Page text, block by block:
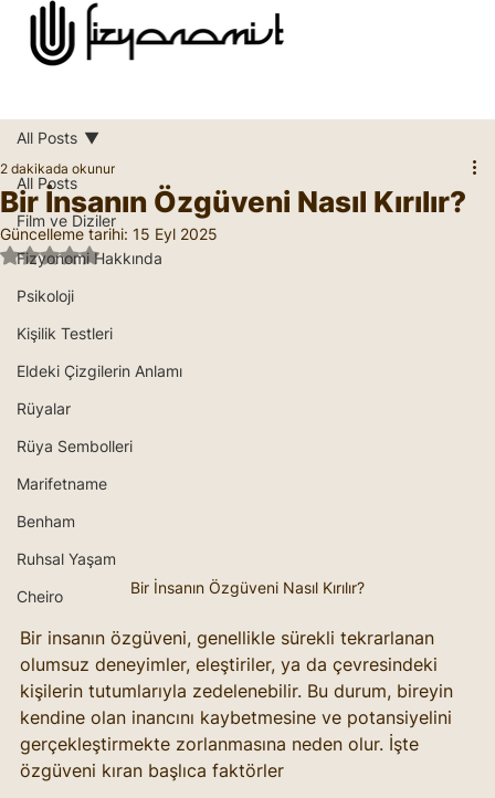
All Posts
Film ve Diziler
Fizyonomi Hakkında
Psikoloji
Kişilik Testleri
Eldeki Çizgilerin Anlamı
Rüyalar
Rüya Sembolleri
Marifetname
Benham
Ruhsal Yaşam
Cheiro
All Posts
Bir İnsanın Özgüveni Nasıl Kırılır?
2 dakikada okunur
Güncelleme tarihi: 15 Eyl 2025
5 üzerinden NaN yıldız
Bir İnsanın Özgüveni Nasıl Kırılır?
Bir insanın özgüveni, genellikle sürekli tekrarlanan
olumsuz deneyimler, eleştiriler, ya da çevresindeki
kişilerin tutumlarıyla zedelenebilir. Bu durum, bireyin
kendine olan inancını kaybetmesine ve potansiyelini
gerçekleştirmekte zorlanmasına neden olur. İşte
özgüveni kıran başlıca faktörler